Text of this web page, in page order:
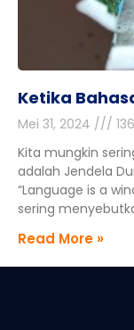
Ketika
Mei 31, 2024
Kita mungkin
adalah Jendela
“Language is a
sering
Read More »